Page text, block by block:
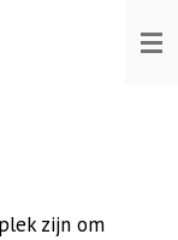
zijn om